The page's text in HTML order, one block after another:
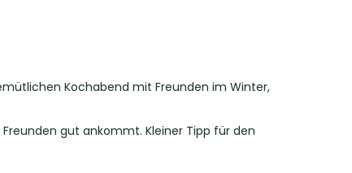
Kochabend mit Freunden im Winter,
gut ankommt. Kleiner Tipp für den